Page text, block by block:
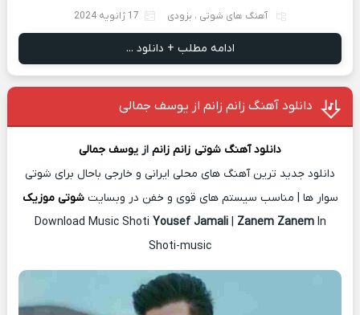
آهنگ های شوتی ، بزودی 17 ژانویه 2024
ادامه مطلب + دانلود ...
دانلود آهنگ زانم زانم از یوسف جمالی
دانلود آهنگ شوتی زانم زانم از یوسف جمالی
دانلود جدید ترین آهنگ های محلی ایرانی و خارجی باحال برای شوتی
سوار ها | مناسب سیستم های قوی و خفن در وبسایتشوتی موزیک
Download Music Shoti Yousef Jamali| Zanem ZanemIn
Shoti-music